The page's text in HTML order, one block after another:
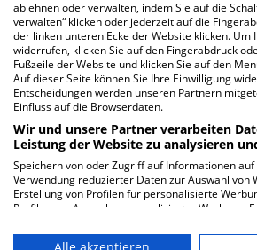
HELIOS MVZ Helmstedt GmbH
Orthopädie in der Rottorfer Str. 2 ist
Versorgungszentrum in
Mehr Informationen
FAQ
ablehnen oder verwalten, indem Sie auf die
verwalten“ klicken oder jederzeit auf die
der linken unteren Ecke der Website klicken. Um
widerrufen, klicken Sie auf den Fingerabdruck
Fußzeile der Website und klicken Sie auf den
Auf dieser Seite können Sie Ihre Einwilligung
Entscheidungen werden unseren Partnern
Einfluss auf die Browserdaten.
Wir und unsere Partner verarbeiten
Leistung der Website zu analysieren
Speichern von oder Zugriff auf Informationen
Verwendung reduzierter Daten zur Auswahl von
Erstellung von Profilen für personalisierte
Profilen zur Auswahl personalisierter Werbung.
personalisierter Inhalte. Messung der
Alle akzeptieren